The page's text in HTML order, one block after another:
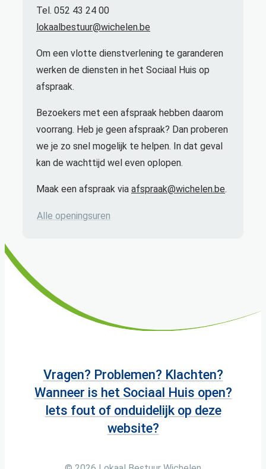
Tel. 052 43 24 00
lokaalbestuur@wichelen.be
Om een vlotte dienstverlening te garanderen
werken de diensten in het Sociaal Huis op
afspraak.
Bezoekers met een afspraak hebben daarom
voorrang. Heb je geen afspraak? Dan proberen
we je zo snel mogelijk te helpen. In dat geval
kan de wachttijd wel even oplopen.
Maak een afspraak via afspraak@wichelen.be.
Alle openingsuren
Vragen? Problemen? Klachten?
Wanneer is het Sociaal Huis open?
Iets fout of onduidelijk op deze
website?